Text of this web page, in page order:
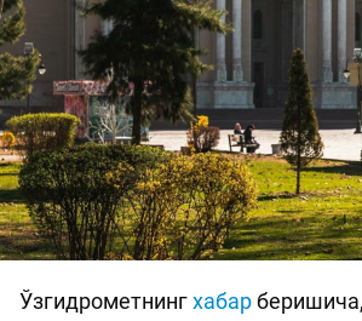
Ўзгидрометнингхабар